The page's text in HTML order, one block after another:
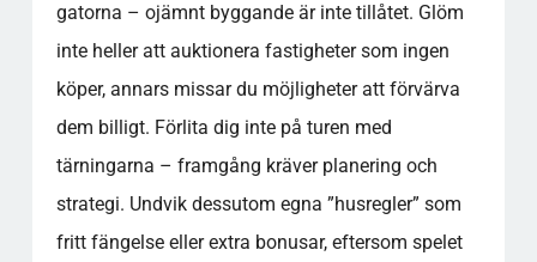
gatorna – ojämnt byggande är inte tillåtet. Glöm
inte heller att auktionera fastigheter som ingen
köper, annars missar du möjligheter att förvärva
dem billigt. Förlita dig inte på turen med
tärningarna – framgång kräver planering och
strategi. Undvik dessutom egna ”husregler” som
fritt fängelse eller extra bonusar, eftersom spelet